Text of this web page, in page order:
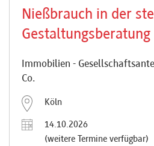
Nießbrauch in der
Gestaltungsberatung
Immobilien -
Co.
Köln
14.10.2026
(weitere Termine verfügbar)